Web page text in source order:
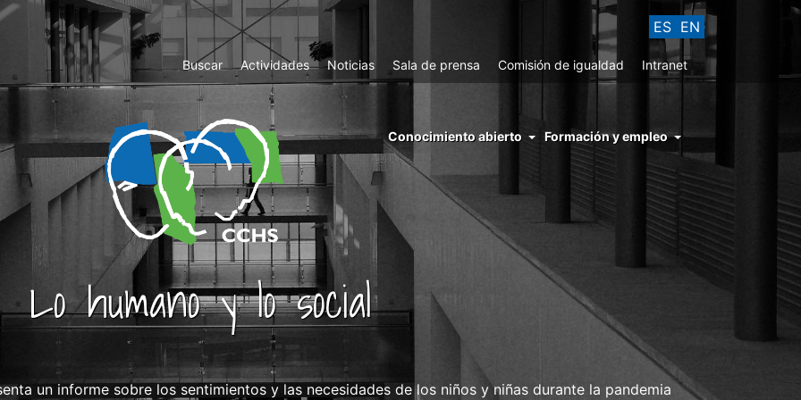
ES EN
Top
Menu
Buscar Actividades Noticias Sala de prensa Comisión de igualdad Intranet
menu
right
cchs
conocimiento
abierto
Conocimiento abierto Formación y empleo
Lo humano y lo social
un informe sobre los sentimientos y las necesidades de los niños y niñas durante la pandemia